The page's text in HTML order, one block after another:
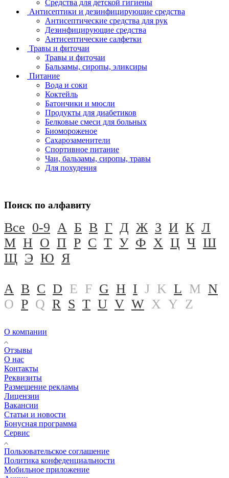
Средства для детской гигиены
Антисептики и дезинфицирующие средства
Антисептические средства для рук
Дезинфицирующие средства
Антисептические салфетки
Травы и фиточаи
Травы и фиточаи
Бальзамы, сиропы, эликсиры
Питание
Вода и соки
Коктейль
Батончики и мюсли
Продукты для диабетиков
Белковые смеси для больных
Биомороженое
Сахарозаменители
Спортивное питание
Чаи, бальзамы, сиропы, травы
Для похудения
Поиск по алфавиту
Все 0-9 А Б В Г Д Ж З И К Л
М Н О П Р С Т У Ф Х Ц Ч Ш
Щ Э Ю Я
A B C D E F G H I J K L M N
O P Q R S T U V W X Y Z
О компании
Отзывы
О нас
Контакты
Реквизиты
Размещение рекламы
Лицензии
Вакансии
Статьи и новости
Бонусная программа
Сервис
Пользовательское соглашение
Политика конфеденциальности
Мобильное приложение